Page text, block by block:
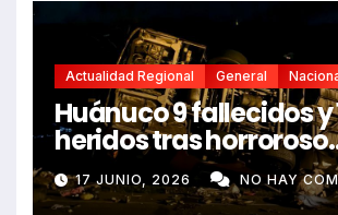
Actualidad Regional General
Huánuco 9 fallecidos y
heridos tras horroroso
despiste de bus Real
que impactó contra
17 JUNIO, 2026 NO HAY